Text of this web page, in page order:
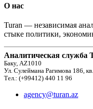
О нас
Turan — независимая
стыке политики,
Аналитическая служба
Баку, AZ1010
Ул. Сулеймана Рагимова 186,
Тел.: (+99412) 440 11 96
agency@turan.az